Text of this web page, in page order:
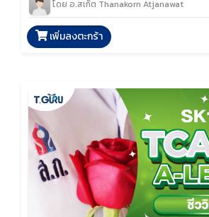
โดย อ.สเก็ต Thanakorn Atjanawat
เพิ่มลงตะกร้า